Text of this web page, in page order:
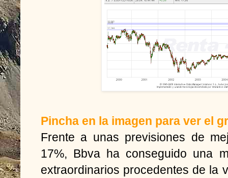
Pincha en la imagen para ver el
Frente a unas previsiones de
17%, Bbva ha conseguido una
extraordinarios procedentes de la